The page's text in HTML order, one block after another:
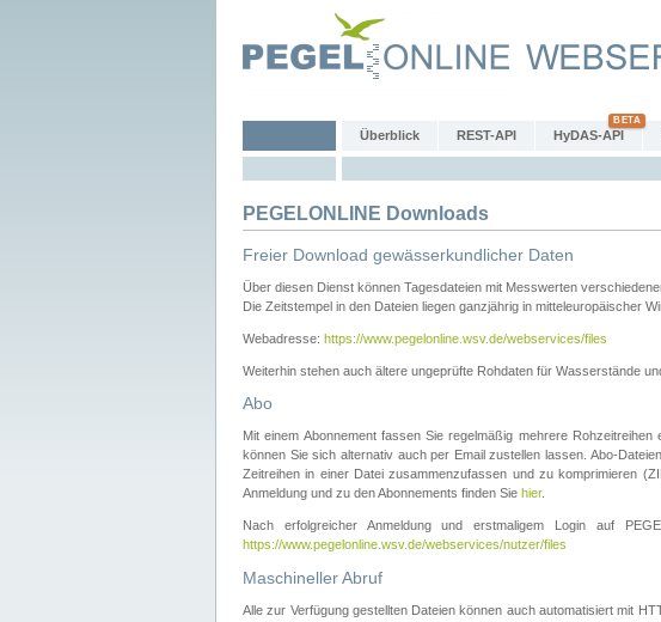
Überblick REST-API HyDAS-API
PEGELONLINE Downloads
Freier Download gewässerkundlicher Daten
Über diesen Dienst können Tagesdateien mit Messwerten
Die Zeitstempel in den Dateien liegen ganzjährig in mitteleuropäischer
Webadresse: https://www.pegelonline.wsv.de/webservices/files
Weiterhin stehen auch ältere ungeprüfte Rohdaten für Wasserstände
Abo
Mit einem Abonnement fassen Sie regelmäßig mehrere
können Sie sich alternativ auch per Email zustellen lassen. Abo-
Zeitreihen in einer Datei zusammenzufassen und zu komprimieren
Anmeldung und zu den Abonnements finden Sie hier.
Nach erfolgreicher Anmeldung und erstmaligem Login auf
https://www.pegelonline.wsv.de/webservices/nutzer/files
Maschineller Abruf
Alle zur Verfügung gestellten Dateien können auch automatisiert mit